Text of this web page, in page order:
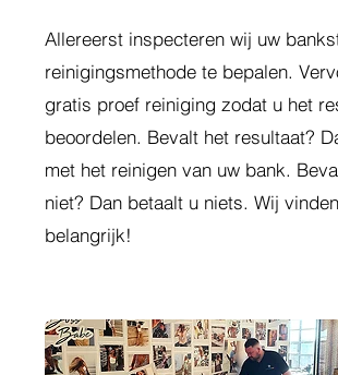
Allereerst inspecteren wij uw
reinigingsmethode te bepalen.
gratis proef reiniging zodat u het
beoordelen. Bevalt het resultaat?
met het reinigen van uw bank.
niet? Dan betaalt u niets. Wij
belangrijk!